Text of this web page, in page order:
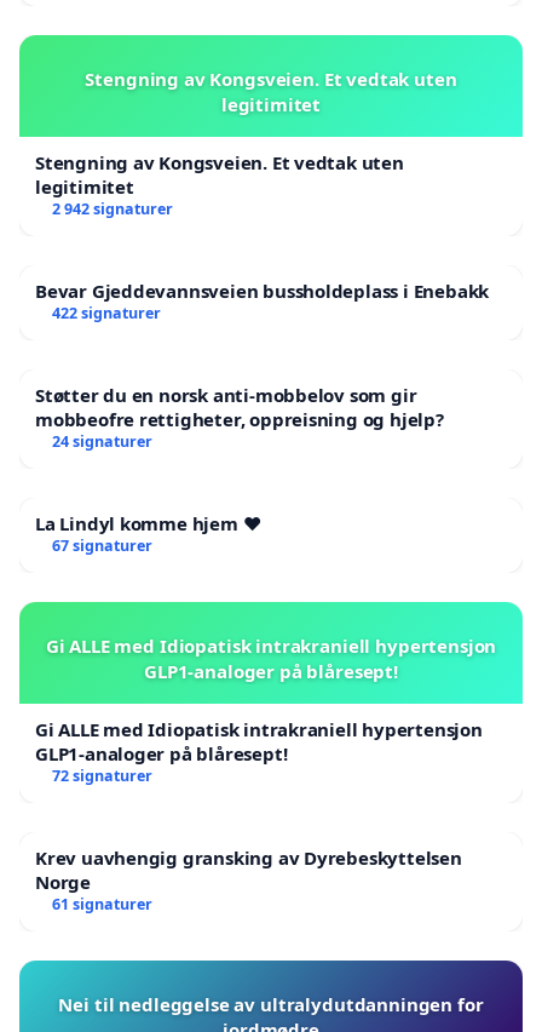
Stengning av Kongsveien. Et vedtak uten
legitimitet
Stengning av Kongsveien. Et vedtak uten
legitimitet
2 942 signaturer
Bevar Gjeddevannsveien bussholdeplass i Enebakk
422 signaturer
Støtter du en norsk anti-mobbelov som gir
mobbeofre rettigheter, oppreisning og hjelp?
24 signaturer
La Lindyl komme hjem ❤️
67 signaturer
Gi ALLE med Idiopatisk intrakraniell hypertensjon
GLP1-analoger på blåresept!
Gi ALLE med Idiopatisk intrakraniell hypertensjon
GLP1-analoger på blåresept!
72 signaturer
Krev uavhengig gransking av Dyrebeskyttelsen
Norge
61 signaturer
Nei til nedleggelse av ultralydutdanningen for